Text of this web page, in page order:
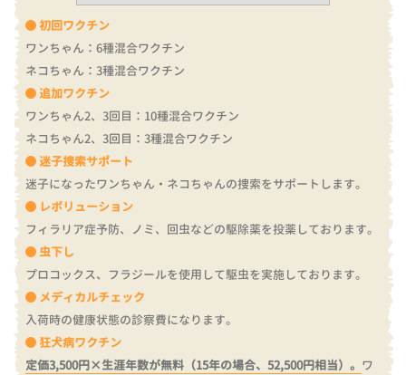
初回ワクチン
ワンちゃん：6種混合ワクチン
ネコちゃん：3種混合ワクチン
追加ワクチン
ワンちゃん2、3回目：10種混合ワクチン
ネコちゃん2、3回目：3種混合ワクチン
迷子捜索サポート
迷子になったワンちゃん・ネコちゃんの捜索をサポートします。
レボリューション
フィラリア症予防、ノミ、回虫などの駆除薬を投薬しております。
虫下し
プロコックス、フラジールを使用して駆虫を実施しております。
メディカルチェック
入荷時の健康状態の診察費になります。
狂犬病ワクチン
定価3,500円×生涯年数が無料（15年の場合、52,500円相当）。 ワ